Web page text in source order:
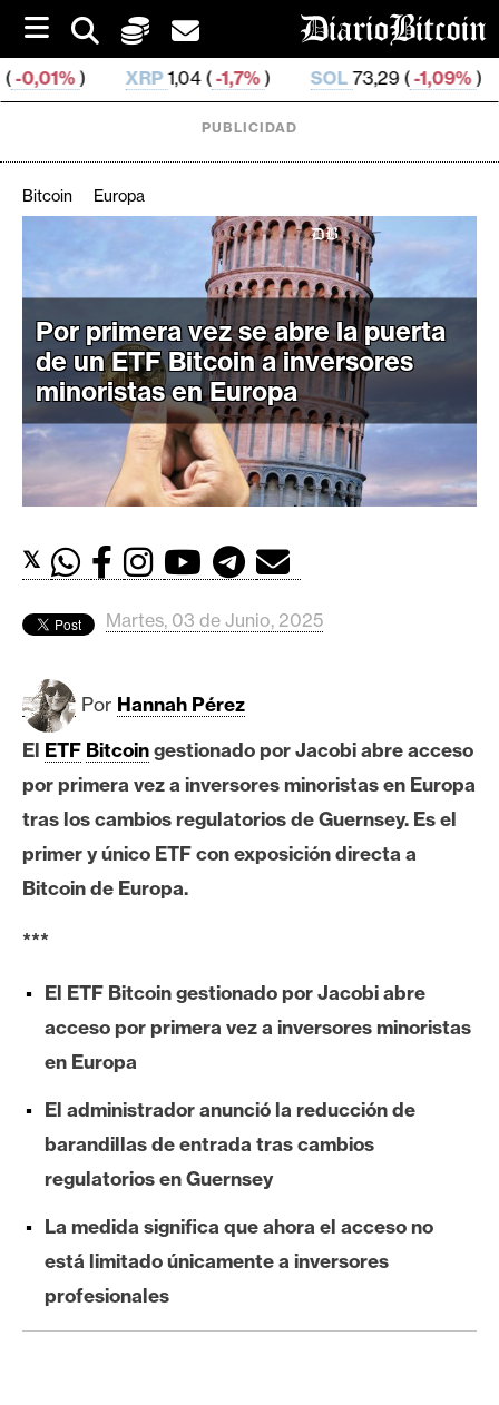
i
p
t
o
XRP1,04 ( -1,7%) SOL73,29 ( -1,09%) TRX0,326
r
i
p
t
o
M
e
r
c
d
o
s
B
i
t
c
i
n
h
e
e
u
A
n
PUBLICIDAD
Bitcoin Europa
Por primera vez se abre la puerta
de un ETF Bitcoin a inversores
minoristas en Europa
𝕏
Martes, 03 de Junio, 2025
Por Hannah Pérez
El ETF Bitcoingestionado por Jacobi abre acceso
por primera vez a inversores minoristas en Europa
tras los cambios regulatorios de Guernsey. Es el
primer y único ETF con exposición directa a
Bitcoin de Europa.
***
El ETF Bitcoin gestionado por Jacobi abre
acceso por primera vez a inversores minoristas
en Europa
El administrador anunció la reducción de
barandillas de entrada tras cambios
regulatorios en Guernsey
La medida significa que ahora el acceso no
está limitado únicamente a inversores
profesionales